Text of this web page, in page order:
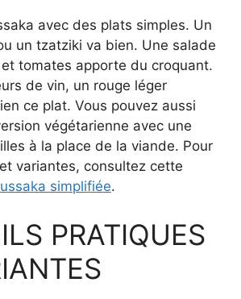
avec des plats simples. Un
un tzatziki va bien. Une salade
tomates apporte du croquant.
de vin, un rouge léger
ce plat. Vous pouvez aussi
végétarienne avec une
à la place de la viande. Pour
variantes, consultez cette
simplifiée.
PRATIQUES